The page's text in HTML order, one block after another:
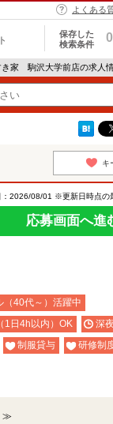
よくある
保存した
検索条件
0
き家 駒沢大学前店の求人
キ
：2026/08/01 ※更新日時点の
応募画面へ進
（40代～）活躍中
1日4h以内）OK
深
制服貸与
研修制
≫